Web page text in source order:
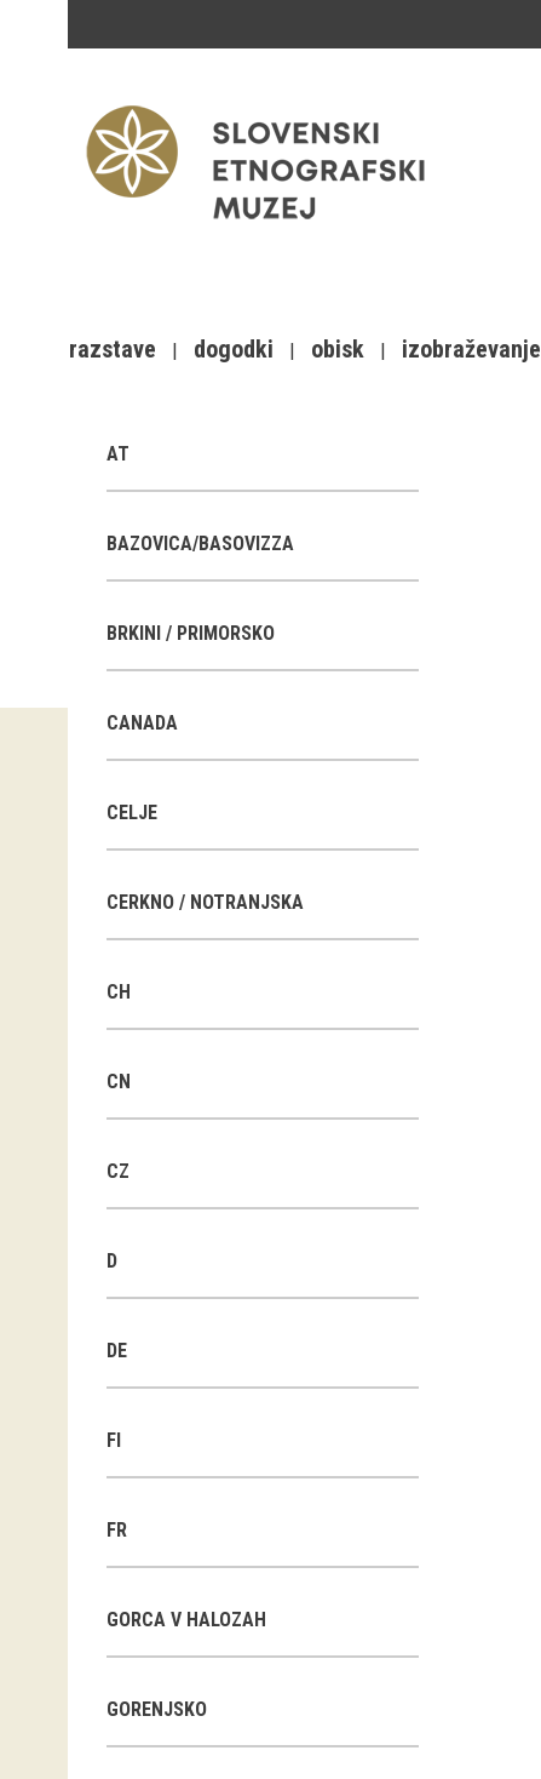
razstave dogodki obisk izobraževanje
AT
BAZOVICA/BASOVIZZA
BRKINI / PRIMORSKO
CANADA
CELJE
CERKNO / NOTRANJSKA
CH
CN
CZ
D
DE
FI
FR
GORCA V HALOZAH
GORENJSKO